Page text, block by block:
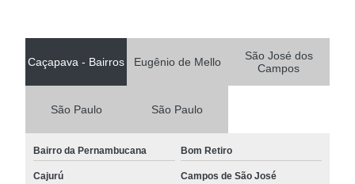
Caçapava - Bairros Eugênio de Mello
São José dos
Campos
São Paulo São Paulo
Bairro da Pernambucana Bom Retiro
Cajurú Campos de São José